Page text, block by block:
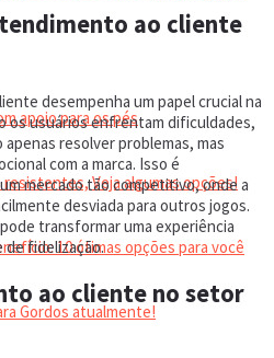
apoio para os pés
resistentes, Veja algumas opções!
10 ótimas opções para você
Gordos atualmente!
ao cliente
desempenha um papel crucial na
os usuários enfrentam dificuldades,
resolver problemas, mas
com a marca. Isso é
mercado tão competitivo, onde a
desviada para outros jogos.
transformar uma experiência
de fidelização.
ao cliente no setor